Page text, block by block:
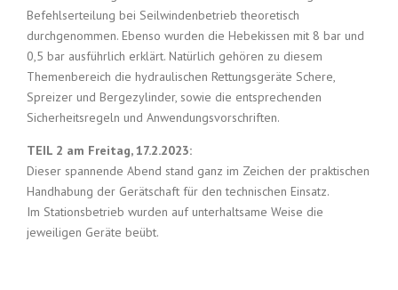
Befehlserteilung bei Seilwindenbetrieb theoretisch
durchgenommen. Ebenso wurden die Hebekissen mit 8 bar und
0,5 bar ausführlich erklärt. Natürlich gehören zu diesem
Themenbereich die hydraulischen Rettungsgeräte Schere,
Spreizer und Bergezylinder, sowie die entsprechenden
Sicherheitsregeln und Anwendungsvorschriften.
TEIL 2 am Freitag, 17.2.2023:
Dieser spannende Abend stand ganz im Zeichen der praktischen
Handhabung der Gerätschaft für den technischen Einsatz.
Im Stationsbetrieb wurden auf unterhaltsame Weise die
jeweiligen Geräte beübt.